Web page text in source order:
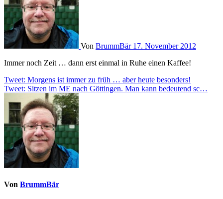
Von BrummBär 17. November 2012
Immer noch Zeit … dann erst einmal in Ruhe einen Kaffee!
Beitragsnavigation
Tweet: Morgens ist immer zu früh … aber heute besonders!
Tweet: Sitzen im ME nach Göttingen. Man kann bedeutend sc…
Von BrummBär